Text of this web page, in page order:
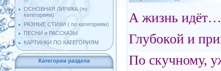
ОСНОВНАЯ ЛИРИКА (по
категориям)
РАЗНЫЕ СТИХИ ( по категориям)
ПЕСНИ и РАССКАЗЫ
КАРТИНКИ ПО КАТЕГОРИЯМ
Категории раздела
А жизнь идёт…
Глубокой и
По скучному,